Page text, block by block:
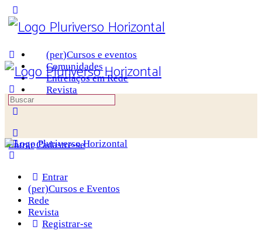
Panel
(per)Cursos e eventos
Comunidades
Entrelaços em Rede
Revista
Entrar Cadastre-se
Procurar
por:
Entrar
(per)Cursos e Eventos
Rede
Revista
Registrar-se